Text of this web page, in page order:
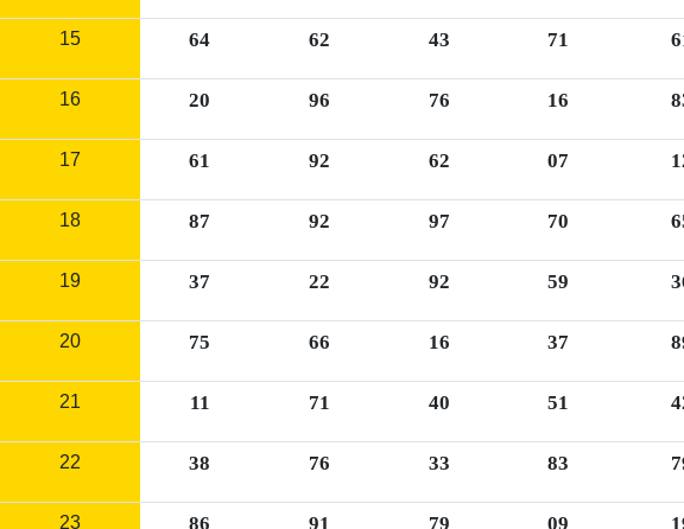
15 64 62 43 71
16 20 96 76 16
17 61 92 62 07
18 87 92 97 70
19 37 22 92 59
20 75 66 16 37
21 11 71 40 51
22 38 76 33 83
23 86 91 79 09